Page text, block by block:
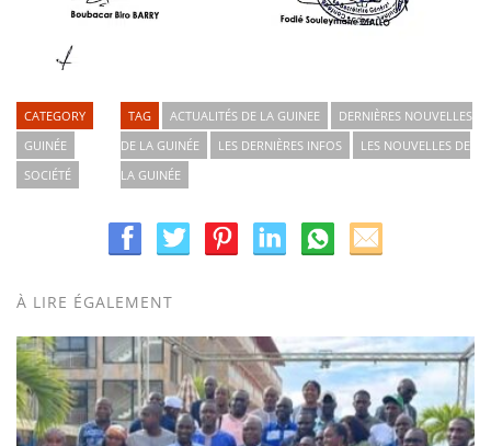
CATEGORY
GUINÉE
SOCIÉTÉ
TAG ACTUALITÉS DE LA GUINEE
DERNIÈRES NOUVELLES
DE LA GUINÉE
LES DERNIÈRES INFOS
LES NOUVELLES DE
LA GUINÉE
À LIRE ÉGALEMENT